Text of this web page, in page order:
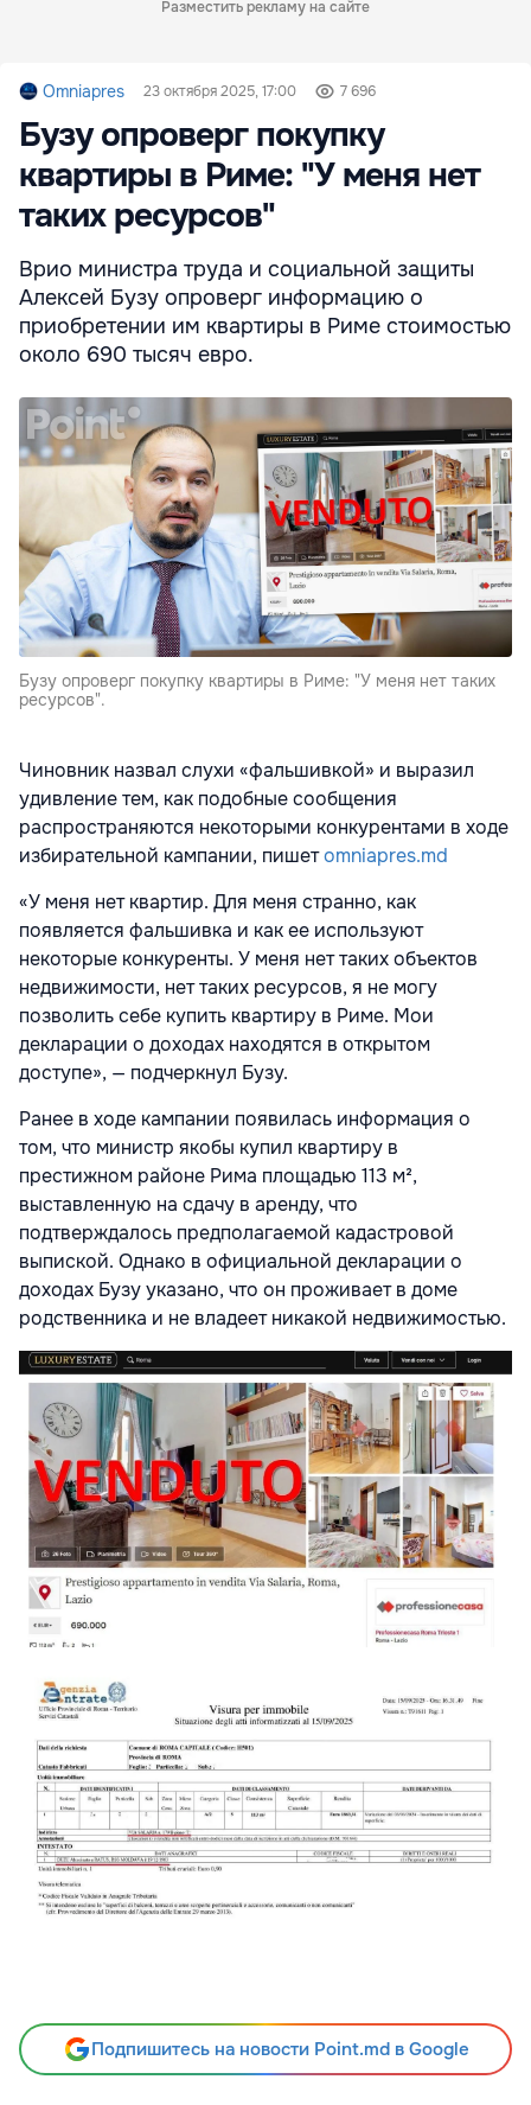
Разместить рекламу на сайте
Omniapres 23 октября 2025, 17:00 7 696
Бузу опроверг покупку
квартиры в Риме: "У меня нет
таких ресурсов"
Врио министра труда и социальной защиты
Алексей Бузу опроверг информацию о
приобретении им квартиры в Риме стоимостью
около 690 тысяч евро.
Бузу опроверг покупку квартиры в Риме: "У меня нет таких
ресурсов".
Чиновник назвал слухи «фальшивкой» и выразил
удивление тем, как подобные сообщения
распространяются некоторыми конкурентами в ходе
избирательной кампании, пишетomniapres.md
«У меня нет квартир. Для меня странно, как
появляется фальшивка и как ее используют
некоторые конкуренты. У меня нет таких объектов
недвижимости, нет таких ресурсов, я не могу
позволить себе купить квартиру в Риме. Мои
декларации о доходах находятся в открытом
доступе», — подчеркнул Бузу.
Ранее в ходе кампании появилась информация о
том, что министр якобы купил квартиру в
престижном районе Рима площадью 113 м²,
выставленную на сдачу в аренду, что
подтверждалось предполагаемой кадастровой
выпиской. Однако в официальной декларации о
доходах Бузу указано, что он проживает в доме
родственника и не владеет никакой недвижимостью.
Подпишитесь на новости Point.md в Google